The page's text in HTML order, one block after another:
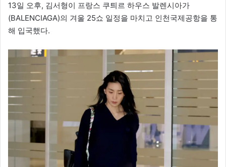
13일 오후, 김서형이 프랑스 쿠틔르 하우스 발렌시아가
(BALENCIAGA)의 겨울 25쇼 일정을 마치고 인천국제공항을 통
해 입국했다.